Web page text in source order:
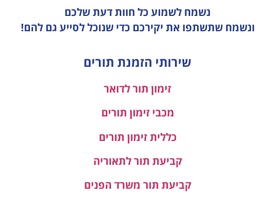
נשמח לשמוע כל חוות דעתשלכם
ונשמח שתשתפו את יקירכם כדי שנוכל לסייע גם להם!
שירותי הזמנת תורים
זימון תור לדואר
מכבי זימון תורים
כללית זימון תורים
קביעת תור לתאוריה
קביעת תור משרד הפנים